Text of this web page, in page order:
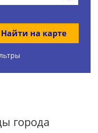
Найти на карте
города